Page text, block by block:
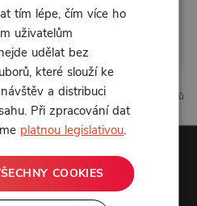
odemčení
sepřihlaste
6 líbí 5 komentářů
tím lépe, čím více ho
uživatelům
udělat bez
které slouží ke
a distribuci
Při zpracování dat
platnou legislativou.
COOKIES